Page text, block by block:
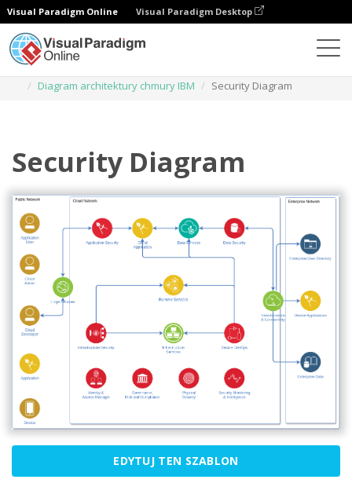
Visual Paradigm Online Visual Paradigm Desktop
Diagram architektury chmury IBM
Security Diagram
Security Diagram
EDYTUJ TEN SZABLON